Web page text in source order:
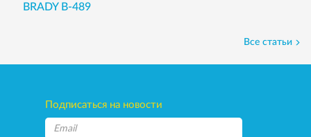
BRADY B-489
Все статьи
Подписаться на новости